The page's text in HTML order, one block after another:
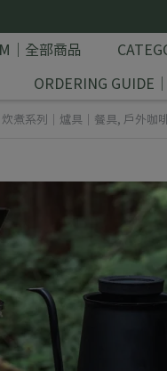
｜全部商品
ORDERING GUIDE
炊煮系列｜爐具｜餐具, 戶外咖